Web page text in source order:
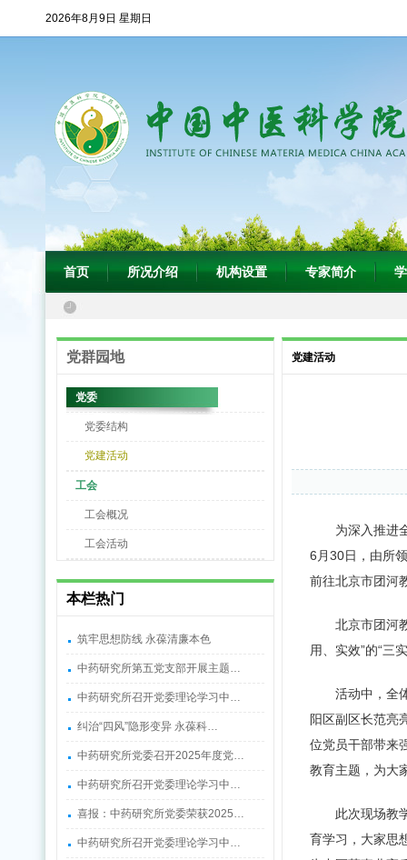
2026年8月9日 星期日
首页 所况介绍 机构设置 专家简介
党群园地
党委
党委结构
党建活动
工会
工会概况
工会活动
本栏热门
筑牢思想防线 永葆清廉本色
中药研究所第五党支部开展主题…
中药研究所召开党委理论学习中…
纠治“四风”隐形变异 永葆科…
中药研究所党委召开2025年度党…
中药研究所召开党委理论学习中…
喜报：中药研究所党委荣获2025…
中药研究所召开党委理论学习中…
党建活动
为深入推进
6月30日，由所
前往北京市团河
北京市团河
用、实效”的“三
活动中，全
阳区副区长范亮
位党员干部带来
教育主题，为大
此次现场教
育学习，大家思